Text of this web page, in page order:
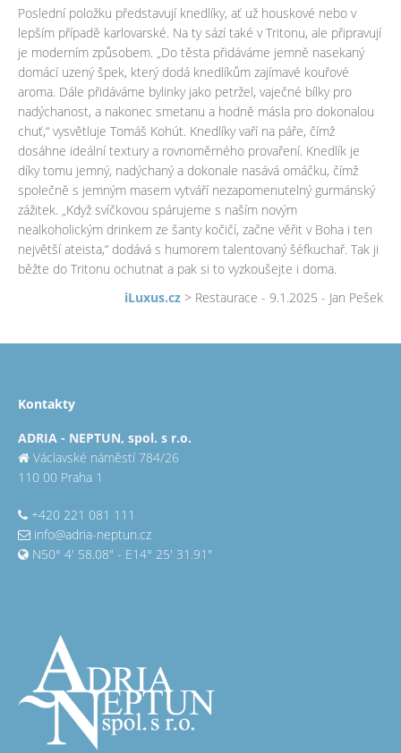
Poslední položku představují knedlíky, ať už houskové nebo v
lepším případě karlovarské. Na ty sází také v Tritonu, ale připravují
je moderním způsobem. „Do těsta přidáváme jemně nasekaný
domácí uzený špek, který dodá knedlíkům zajímavé kouřové
aroma. Dále přidáváme bylinky jako petržel, vaječné bílky pro
nadýchanost, a nakonec smetanu a hodně másla pro dokonalou
chuť,“ vysvětluje Tomáš Kohút. Knedlíky vaří na páře, čímž
dosáhne ideální textury a rovnoměrného provaření. Knedlík je
díky tomu jemný, nadýchaný a dokonale nasává omáčku, čímž
společně s jemným masem vytváří nezapomenutelný gurmánský
zážitek. „Když svíčkovou spárujeme s naším novým
nealkoholickým drinkem ze šanty kočičí, začne věřit v Boha i ten
největší ateista,“ dodává s humorem talentovaný šéfkuchař. Tak ji
běžte do Tritonu ochutnat a pak si to vyzkoušejte i doma.
iLuxus.cz > Restaurace - 9.1.2025 - Jan Pešek
Kontakty
ADRIA - NEPTUN, spol. s r.o.
Václavské náměstí 784/26
110 00 Praha 1
+420 221 081 111
info@adria-neptun.cz
N50° 4' 58.08" - E14° 25' 31.91"